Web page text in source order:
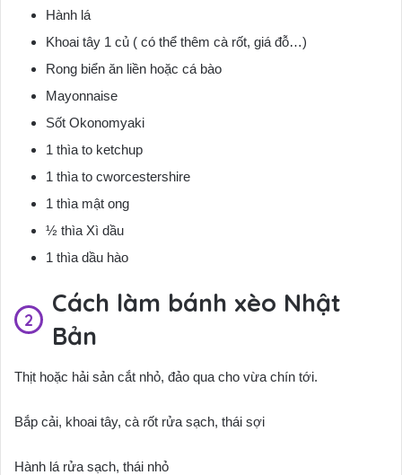
Hành lá
Khoai tây 1 củ ( có thể thêm cà rốt, giá đỗ…)
Rong biển ăn liền hoặc cá bào
Mayonnaise
Sốt Okonomyaki
1 thìa to ketchup
1 thìa to cworcestershire
1 thìa mật ong
½ thìa Xì dầu
1 thìa dầu hào
Cách làm bánh xèo Nhật
Bản
Thịt hoặc hải sản cắt nhỏ, đảo qua cho vừa chín tới.
Bắp cải, khoai tây, cà rốt rửa sạch, thái sợi
Hành lá rửa sạch, thái nhỏ